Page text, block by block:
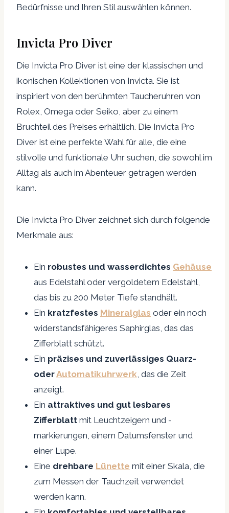
Bedürfnisse und Ihren Stil auswählen können.
Invicta Pro Diver
Die Invicta Pro Diver ist eine der klassischen und
ikonischen Kollektionen von Invicta. Sie ist
inspiriert von den berühmten Taucheruhren von
Rolex, Omega oder Seiko, aber zu einem
Bruchteil des Preises erhältlich. Die Invicta Pro
Diver ist eine perfekte Wahl für alle, die eine
stilvolle und funktionale Uhr suchen, die sowohl im
Alltag als auch im Abenteuer getragen werden
kann.
Die Invicta Pro Diver zeichnet sich durch folgende
Merkmale aus:
Ein robustes und wasserdichtes Gehäuse
aus Edelstahl oder vergoldetem Edelstahl,
das bis zu 200 Meter Tiefe standhält.
Ein kratzfestes Mineralglas oder ein noch
widerstandsfähigeres Saphirglas, das das
Zifferblatt schützt.
Ein präzises und zuverlässiges Quarz-
oderAutomatikuhrwerk, das die Zeit
anzeigt.
Ein attraktives und gut lesbares
Zifferblatt mit Leuchtzeigern und -
markierungen, einem Datumsfenster und
einer Lupe.
Eine drehbare Lünette mit einer Skala, die
zum Messen der Tauchzeit verwendet
werden kann.